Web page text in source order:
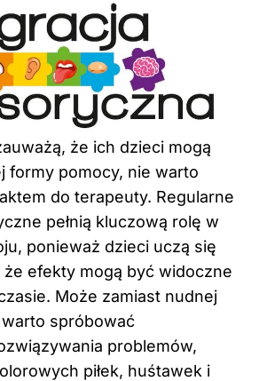
że ich dzieci mogą
formy pomocy, nie warto
do terapeuty. Regularne
pełnią kluczową rolę w
ponieważ dzieci uczą się
efekty mogą być widoczne
Może zamiast nudnej
warto spróbować
problemów,
piłek, huśtawek i